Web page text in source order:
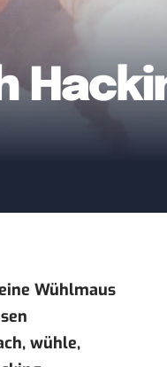
Wühlmaus
wühle,